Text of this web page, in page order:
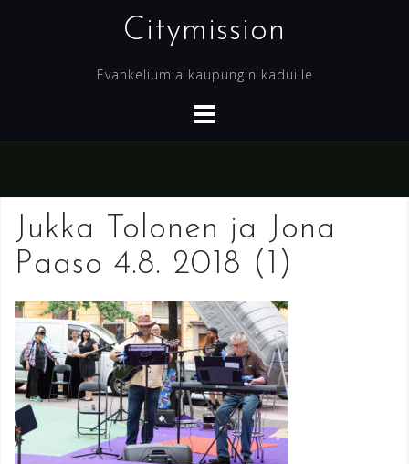
Citymission
Evankeliumia kaupungin kaduille
Jukka Tolonen ja Jona
Paaso 4.8. 2018 (1)